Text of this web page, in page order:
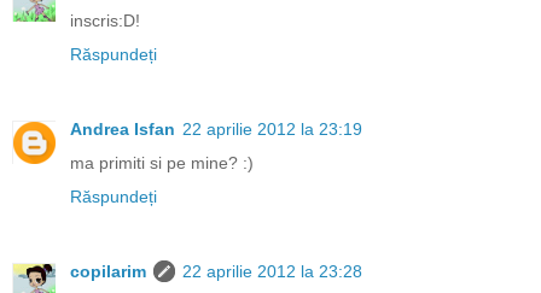
inscris:D!
Răspundeți
Andrea Isfan 22 aprilie 2012 la 23:19
ma primiti si pe mine? :)
Răspundeți
copilarim
22 aprilie 2012 la 23:28